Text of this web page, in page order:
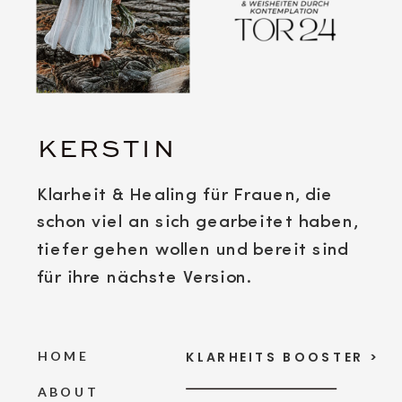
Klarheit & Healing für Frauen, die
schon viel an sich gearbeitet haben,
tiefer gehen wollen und bereit sind
für ihre nächste Version.
HOME
ABOUT
KERSTIN
KLARHEITS BOOSTER >